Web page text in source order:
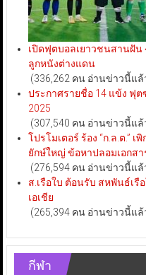
เปิดฟุตบอลเยาวชนสานฝัน
ลูกหนังต่างแดน
(336,262 คน อ่านข่าวนี้แล้
ประกาศรายชื่อ 14 แข้ง ฟุ
2025
(307,540 คน อ่านข่าวนี้แล้
โปรโมเตอร์ ร้อง “ก.ล.ต.”
ยักษ์ใหญ่ ข้อหาปลอมเอกสา
(276,594 คน อ่านข่าวนี้แล้
ส.เรือใบ ต้อนรับ สหพันธ์เรื
เอเชีย
(265,394 คน อ่านข่าวนี้แล้
กีฬา